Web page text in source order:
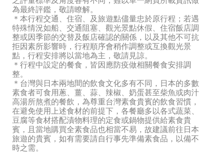
為最終評鑑，敬請瞭解。
＊本行程交通、住宿、及旅遊點儘量忠於原行程；若遇
特殊情況如船、交通阻塞、觀光景點休假、住宿飯店調
整或因季節的交替及飯店確認的關係，以及其他不可抗
拒因素所影響時，行程順序會稍作調整或互換觀光景
點，行程安排將以當地為主，敬請見諒。
＊行程中設定的餐食，皆因應防疫做相關餐食安排調
整。
＊台灣與日本兩地間的飲食文化多有不同，日本的多數
素食者可食用蔥、薑、蒜、辣椒、奶蛋甚至柴魚或肉汁
高湯所熬煮的餐飲，為尊重台灣素食貴賓的飲食習慣，
在避免使用上述食材的前提下，各餐廳多以各式蔬菜、
豆腐等食材搭配漬物料理的定食或鍋物提供給素食貴
賓，且當地購買全素食品也相當不易，故建議前往日本
旅遊的貴賓，如有需要請自行事先準備素食品，以備不
時之需。